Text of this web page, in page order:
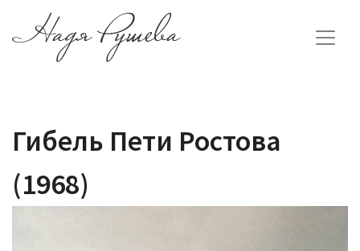
Гибель Пети Ростова
(1968)